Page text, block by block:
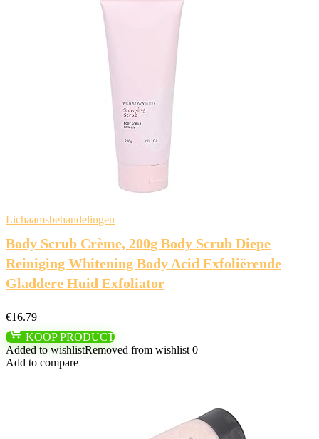
Lichaamsbehandelingen
Body Scrub Crème, 200g Body Scrub Diepe
Reiniging Whitening Body Acid Exfoliërende
Gladdere Huid Exfoliator
€16.79
KOOP PRODUCT
Added to wishlistRemoved from wishlist 0
Add to compare